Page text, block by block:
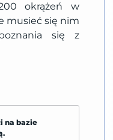
okrążeń w
musieć się nim
się z
na bazie